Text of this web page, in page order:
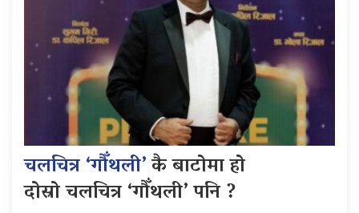
चलचित्र ‘गौँथली’कै बाटोमा हो
दोस्रो चलचित्र ‘गौँथली’ पनि ?